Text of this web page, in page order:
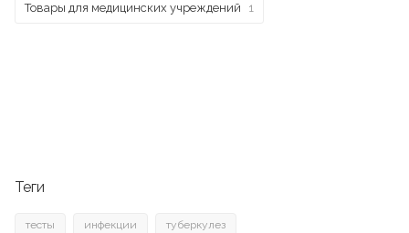
Товары для медицинских учреждений 1
Теги
тесты инфекции туберкулез